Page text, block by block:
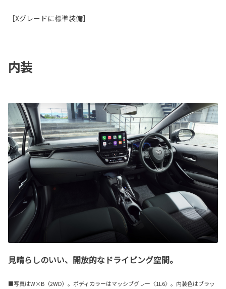
［Xグレードに標準装備］
内装
見晴らしのいい、開放的なドライビング空間。
■写真はW×B（2WD）。ボディカラーはマッシブグレー〈1L6〉。内装色はブラッ